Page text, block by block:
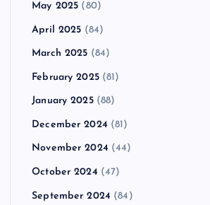
May 2025 (80)
April 2025 (84)
March 2025 (84)
February 2025(81)
January 2025(88)
December 2024 (81)
November 2024 (44)
October 2024 (47)
September 2024 (84)